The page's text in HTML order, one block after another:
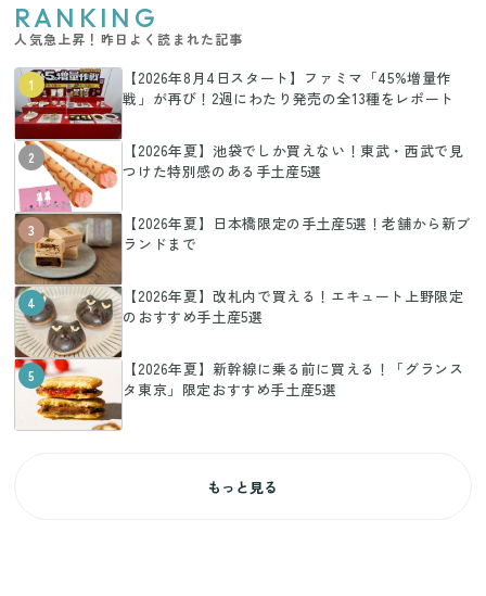
RANKING
人気急上昇！昨日よく読まれた記事
1
【2026年8月4日スタート】ファミマ「45%増量作
戦」が再び！2週にわたり発売の全13種をレポート
2
【2026年夏】池袋でしか買えない！東武・西武で見
つけた特別感のある手土産5選
3
【2026年夏】日本橋限定の手土産5選！老舗から新ブ
ランドまで
4
【2026年夏】改札内で買える！エキュート上野限定
のおすすめ手土産5選
5
【2026年夏】新幹線に乗る前に買える！「グランス
タ東京」限定おすすめ手土産5選
もっと見る